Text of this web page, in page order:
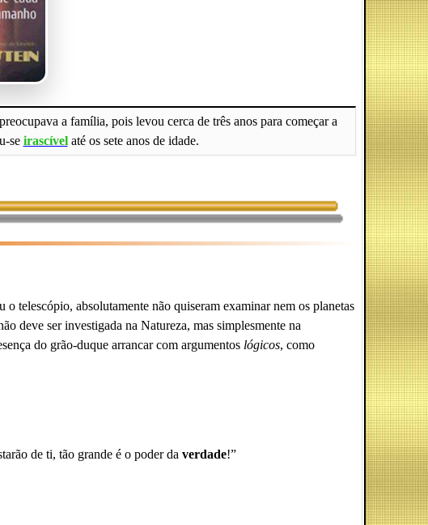
a família, pois levou cerca de três anos para começar a
se irascívelaté os sete anos de idade.
telescópio, absolutamente não quiseram examinar nem os planetas
deve ser investigada na Natureza, mas simplesmente na
do grão-duque arrancar com argumentos lógicos, como
de ti, tão grande é o poder da verdade!”